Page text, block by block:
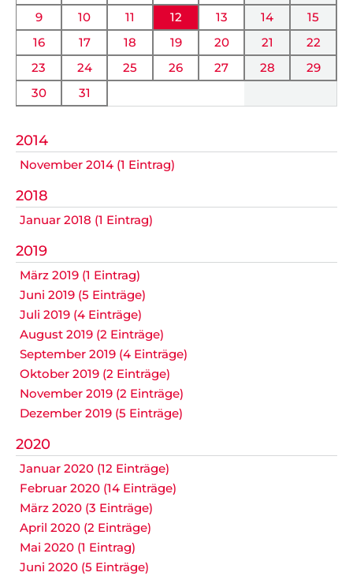
9
10 11 12 13 14
15
16
17 18 19 20 21
22
23
24 25 26 27 28
29
30
31
2014
November 2014 (1 Eintrag)
2018
Januar 2018 (1 Eintrag)
2019
März 2019 (1 Eintrag)
Juni 2019 (5 Einträge)
Juli 2019 (4 Einträge)
August 2019 (2 Einträge)
September 2019 (4 Einträge)
Oktober 2019 (2 Einträge)
November 2019 (2 Einträge)
Dezember 2019 (5 Einträge)
2020
Januar 2020 (12 Einträge)
Februar 2020 (14 Einträge)
März 2020 (3 Einträge)
April 2020 (2 Einträge)
Mai 2020 (1 Eintrag)
Juni 2020 (5 Einträge)
VEREIN
Vereinssatzung
Schutzkonzept
Impressum
KOOPERATIONEN
Förderverein
AOK Bayern
Nicht das Richtige gefunden?
Bitte nehmen Sie Kontakt mit uns auf. Wir helfen
gerne weiter.
post@svo.germaringen.de
Navigation
überspringen
Anfahrt Impressum